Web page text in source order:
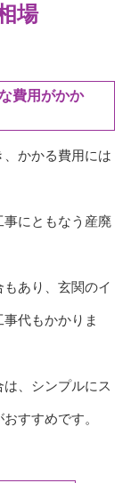
場
費用がかか
かかる費用には
事にともなう産廃
あり、玄関のイ
代もかかりま
、シンプルにス
すすめです。